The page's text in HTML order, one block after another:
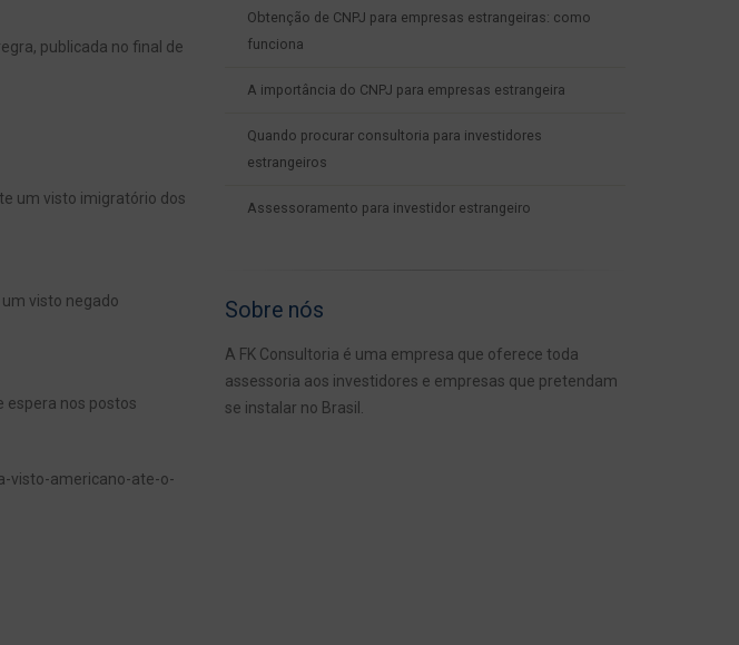
publicada no final de
um visto imigratório dos
visto negado
espera nos postos
visto-americano-ate-o-
Obtenção de CNPJ para empresas estrangeiras: como
funciona
A importância do CNPJ para empresas estrangeira
Quando procurar consultoria para investidores
estrangeiros
Assessoramento para investidor estrangeiro
Sobre nós
A FK Consultoria é uma empresa que oferece toda
assessoria aos investidores e empresas que pretendam
se instalar no Brasil.